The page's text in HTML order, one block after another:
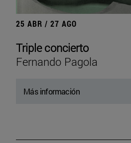
25 ABR / 27 AGO
Triple concierto
Fernando Pagola
Más información